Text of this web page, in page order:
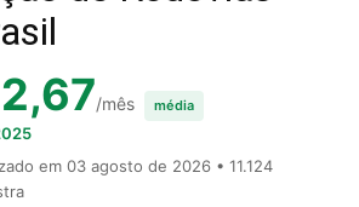
/mês média
em 03 agosto de 2026 • 11.124